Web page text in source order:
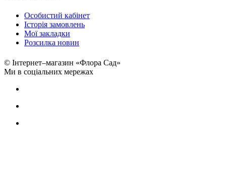
Особистий кабінет
Історія замовлень
Мої закладки
Розсилка новин
© Інтернет–магазин «Флора Сад»
Ми в соціальних мережах